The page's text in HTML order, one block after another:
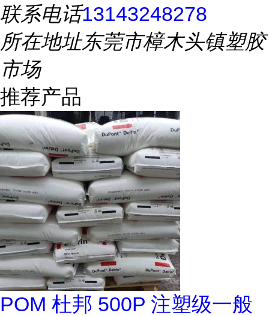
联系电话13143248278
所在地址东莞市樟木头镇塑胶
市场
推荐产品
POM 杜邦 500P 注塑级一般